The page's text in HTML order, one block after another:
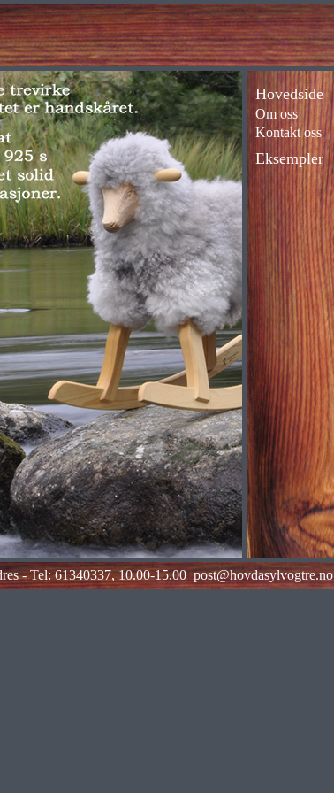
Hovedside
Om oss
Kontakt oss
Eksempler
- Tel: 61340337, 10.00-15.00post@hovdasylvogtre.no